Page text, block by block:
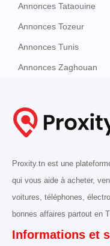
Annonces Tataouine
Annonces Tozeur
Annonces Tunis
Annonces Zaghouan
Proxity.tn est une
qui vous aide à acheter,
voitures, téléphones,
bonnes affaires partout en
Informations et